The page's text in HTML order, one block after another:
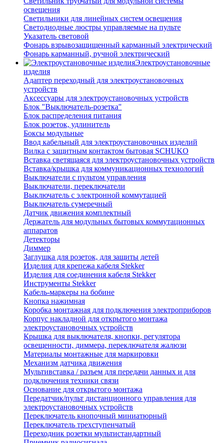
освещения
Светильники для линейных систем освещения
Светодиодные люстры управляемые на пульте
Указатель световой
Фонарь взрывозащищенный карманный электрический
Фонарь карманный, ручной электрический
Электроустановочные
изделия
Адаптер переходный для электроустановочных
устройств
Аксессуары для электроустановочных устройств
Блок "Выключатель-розетка"
Блок распределения питания
Блок розеток, удлинитель
Боксы модульные
Ввод кабельный для электроустановочных изделий
Вилка с защитным контактом бытовая SCHUKO
Вставка светящаяся для электроустановочных устройств
Вставка/крышка для коммуникационных технологий
Выключатели с пультом управления
Выключатели, переключатели
Выключатель с электронной коммутацией
Выключатель сумеречный
Датчик движения комплектный
Держатель для модульных бытовых коммутационных
аппаратов
Детекторы
Диммер
Заглушка для розеток, для защиты детей
Изделия для крепежа кабеля Stekker
Изделия для соединения кабеля Stekker
Инструменты Stekker
Кабель-маркеры на бобине
Кнопка нажимная
Коробка монтажная для подключения электроприборов
Корпус накладной для открытого монтажа
электроустановочных устройств
Крышка для выключателя, кнопки, регулятора
освещенности, диммера, переключателя жалюзи
Материалы монтажные для маркировки
Механизм датчика движения
Мультивставка / разъем для передачи данных и для
подключения техники связи
Основание для открытого монтажа
Передатчик/пульт дистанционного управления для
электроустановочных устройств
Переключатель кнопочный миниатюрный
Переключатель трехступенчатый
Переходник розетки мультистандартный